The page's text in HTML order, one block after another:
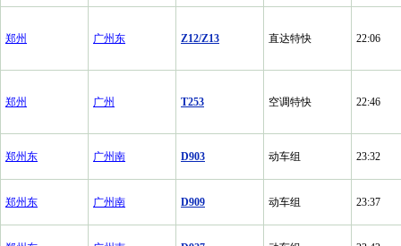
郑州 广州东 Z12/Z13 直达特快 22:06
郑州 广州 T253 空调特快 22:46
郑州东 广州南 D903 动车组 23:32
郑州东 广州南 D909 动车组 23:37